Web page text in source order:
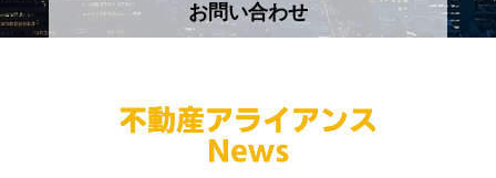
お問い合わせ
お問い合わせページ